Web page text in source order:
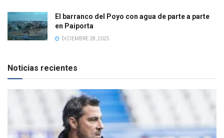
El barranco del Poyo con agua de parte a parte
en Paiporta
DICIEMBRE 28, 2025
Noticias recientes